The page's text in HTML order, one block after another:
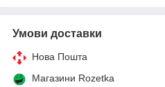
Умови доставки
Нова Пошта
Магазини Rozetka